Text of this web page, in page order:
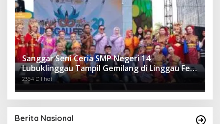
Sanggar Seni Ceria SMP Negeri 14
Lubuklinggau Tampil Gemilang di Linggau Fest
2025
2354 Dilihat
Berita Nasional